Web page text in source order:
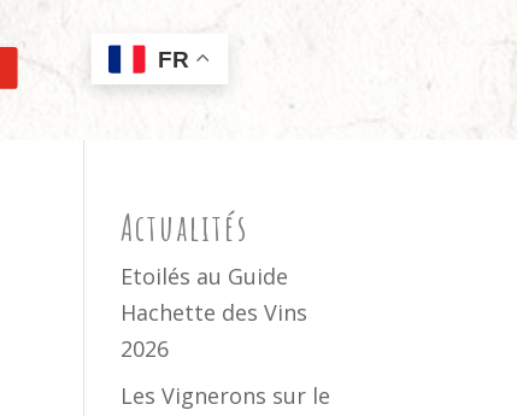
FR
Actualités
Etoilés au Guide
Hachette des Vins
2026
Les Vignerons sur le